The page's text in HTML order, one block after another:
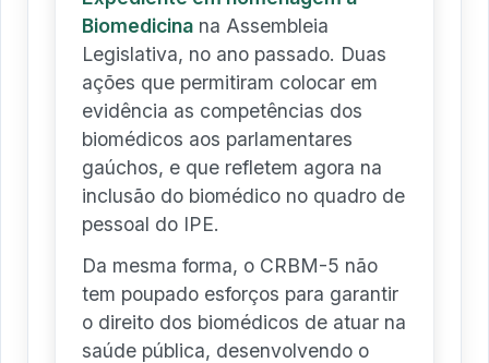
Biomedicina na Assembleia
Legislativa, no ano passado. Duas
ações que permitiram colocar em
evidência as competências dos
biomédicos aos parlamentares
gaúchos, e que refletem agora na
inclusão do biomédico no quadro de
pessoal do IPE.
Da mesma forma, o CRBM-5 não
tem poupado esforços para garantir
o direito dos biomédicos de atuar na
saúde pública, desenvolvendo o